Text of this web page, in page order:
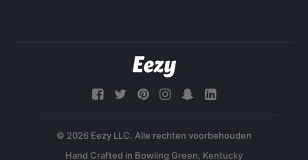
© 2026 Eezy LLC. Alle rechten voorbehouden